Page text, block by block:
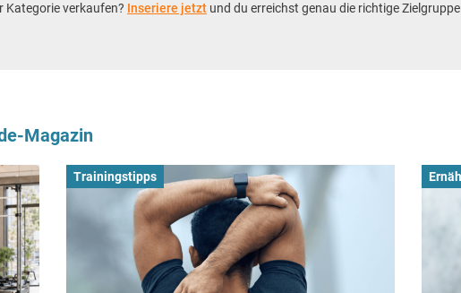
Kategorie verkaufen? Inseriere jetzt und du erreichst genau die richtige
Magazin
Trainingstipps